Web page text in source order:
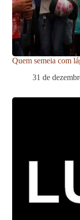
Quem semeia com
31 de